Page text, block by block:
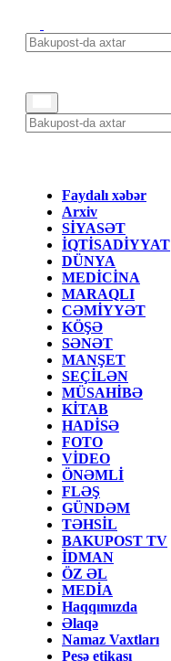
Faydalı xəbər
Arxiv
SİYASƏT
İQTİSADİYYAT
DÜNYA
MEDİCİNA
MARAQLI
CƏMİYYƏT
KÖŞƏ
SƏNƏT
MANŞET
SEÇİLƏN
MÜSAHİBƏ
KİTAB
HADİSƏ
FOTO
VİDEO
ÖNƏMLİ
FLƏŞ
GÜNDƏM
TƏHSİL
BAKUPOST TV
İDMAN
ÖZ ƏL
MEDİA
Haqqımızda
Əlaqə
Namaz Vaxtları
Peşə etikası